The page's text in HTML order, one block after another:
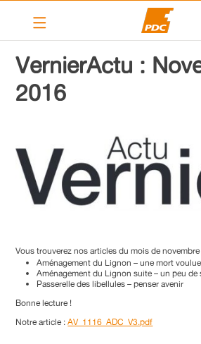
Le PDC Vernier
Nos actions
Contact
Liens
Devenir membre
VernierActu :
2016
Vous trouverez nos articles du mois de
Aménagement du Lignon – une mort
Aménagement du Lignon suite – un peu de
Passerelle des libellules – penser avenir
Bonne lecture !
Notre article :AV_1116_ADC_V3.pdf